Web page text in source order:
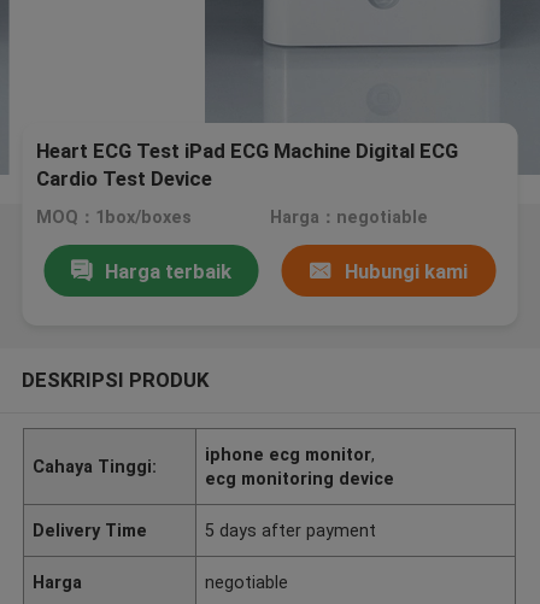
Heart ECG Test iPad ECG Machine Digital ECG
Cardio Test Device
MOQ：1box/boxes Harga：negotiable
Harga terbaik Hubungi kami
DESKRIPSI PRODUK
Cahaya Tinggi:
iphone ecg monitor,
ecg monitoring device
Delivery Time 5 days after payment
Harga negotiable